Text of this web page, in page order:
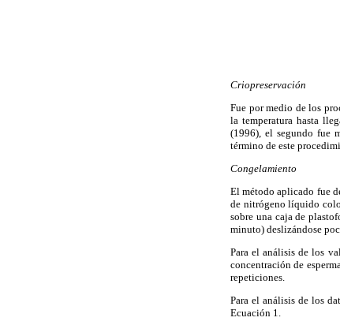
Criopreservación
Fue por medio de los
la temperatura hasta
(1996), el segundo fue
término de este
Congelamiento
El método aplicado fue
de nitrógeno líquido
sobre una caja de
minuto) deslizándose
Para el análisis de los
concentración de
repeticiones.
Para el análisis de los
Ecuación 1.